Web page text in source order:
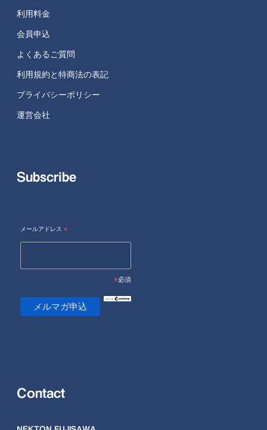
利用料金
会員申込
よくあるご質問
利用規約と特商法の表記
プライバシーポリシー
運営会社
Subscribe
メールアドレス *
*必須
Contact